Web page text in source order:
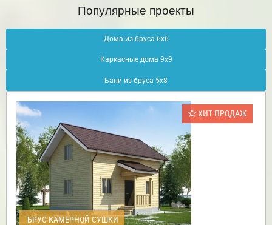
Популярные проекты
Дома из бруса 6х6
Каркасные дома 9х9
Бани из бруса 5х8
ХИТ ПРОДАЖ
БРУС КАМЕРНОЙ СУШКИ